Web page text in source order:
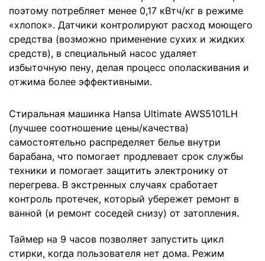
поэтому потребляет менее 0,17 кВтч/кг в режиме
«хлопок». Датчики контролируют расход моющего
средства (возможно применение сухих и жидких
средств), в специальный насос удаляет
избыточную пену, делая процесс ополаскивания и
отжима более эффективными.
Стиральная машинка Hansa Ultimate AWS5101LH
(лучшее соотношение цены/качества)
самостоятельно распределяет белье внутри
барабана, что помогает продлевает срок службы
техники и помогает защитить электронику от
перегрева. В экстренных случаях сработает
контроль протечек, который убережет ремонт в
ванной (и ремонт соседей снизу) от затопления.
Таймер на 9 часов позволяет запустить цикл
стирки, когда пользователя нет дома. Режим